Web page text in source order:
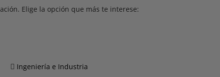
Elige la opción que más te interese:
Ingeniería e Industria